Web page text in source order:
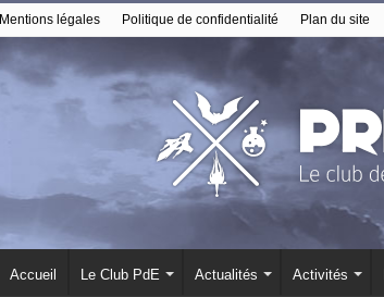
Mentions légales Politique de confidentialité Plan du site
Accueil Le Club PdE Actualités Activités